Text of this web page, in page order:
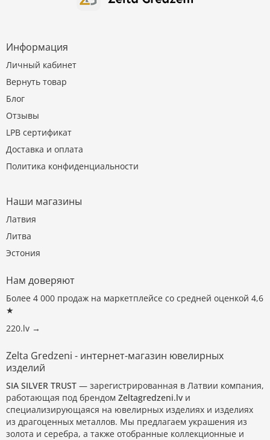
Информация
Личный кабинет
Вернуть товар
Блог
Отзывы
LPB сертификат
Доставка и оплата
Политика конфиденциальности
Наши магазины
Латвия
Литва
Эстония
Нам доверяют
Более 4 000 продаж на маркетплейсе со средней оценкой 4,6
★
220.lv →
Zelta Gredzeni - интернет-магазин ювелирных
изделий
SIA SILVER TRUST — зарегистрированная в Латвии компания,
работающая под брендом Zeltagredzeni.lv и
специализирующаяся на ювелирных изделиях и изделиях
из драгоценных металлов. Мы предлагаем украшения из
золота и серебра, а также отобранные коллекционные и